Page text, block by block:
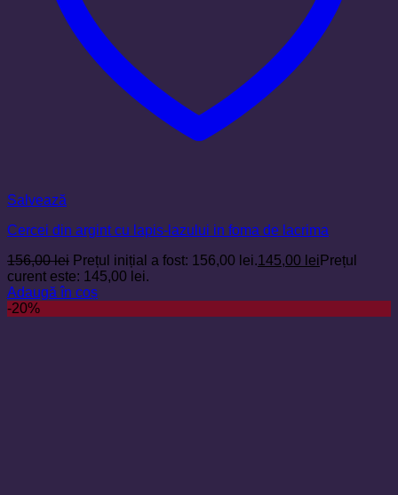
Salvează
Cercei din argint cu lapis-lazului in foma de lacrima
156,00lei Prețul inițial a fost: 156,00 lei.145,00 lei Prețul
curent este: 145,00 lei.
Adaugă în coș
-20%